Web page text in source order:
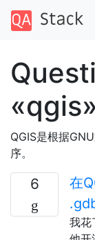
«qgis»
QGIS是根据
序。
6
在
我花